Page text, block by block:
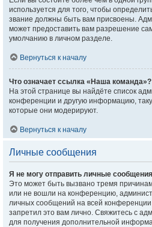
используется для того, чтобы
звание должны быть вам присвоены.
может предоставить вам разрешение
умолчанию в личном разделе.
Вернуться к началу
Что означает ссылка «Наша команда»?
На этой странице вы найдёте список
конференции и другую информацию,
которые они модерируют.
Вернуться к началу
Личные сообщения
Я не могу отправить личные
Это может быть вызвано тремя
или не вошли на конференцию,
личных сообщений на всей
запретил это вам лично. Свяжитесь с
для получения дополнительной